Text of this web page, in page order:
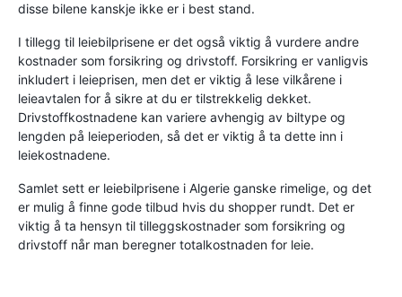
disse bilene kanskje ikke er i best stand.
I tillegg til leiebilprisene er det også viktig å vurdere andre
kostnader som forsikring og drivstoff. Forsikring er vanligvis
inkludert i leieprisen, men det er viktig å lese vilkårene i
leieavtalen for å sikre at du er tilstrekkelig dekket.
Drivstoffkostnadene kan variere avhengig av biltype og
lengden på leieperioden, så det er viktig å ta dette inn i
leiekostnadene.
Samlet sett er leiebilprisene i Algerie ganske rimelige, og det
er mulig å finne gode tilbud hvis du shopper rundt. Det er
viktig å ta hensyn til tilleggskostnader som forsikring og
drivstoff når man beregner totalkostnaden for leie.